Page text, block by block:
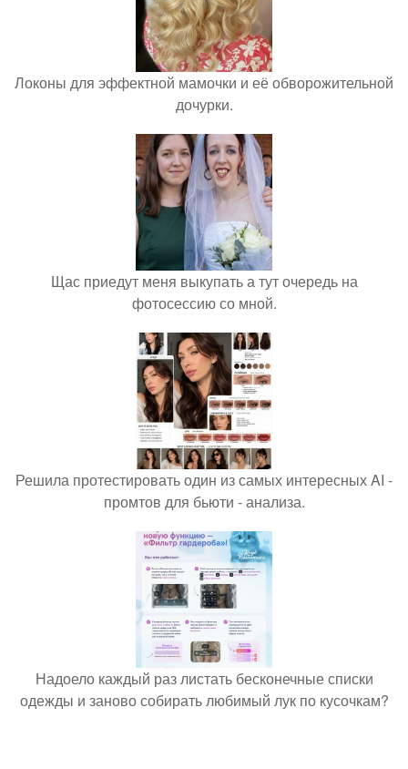
Локоны для эффектной мамочки и её обворожительной
дочурки.
Щас приедут меня выкупать а тут очередь на
фотосессию со мной.
Решила протестировать один из самых интересных AI -
промтов для бьюти - анализа.
Надоело каждый раз листать бесконечные списки
одежды и заново собирать любимый лук по кусочкам?